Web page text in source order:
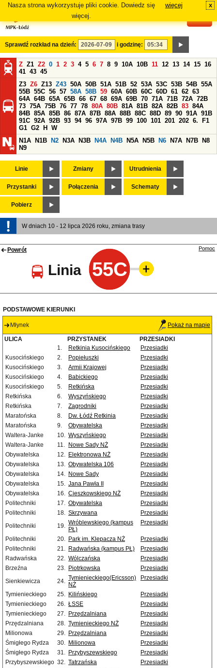
Nasza strona wykorzystuje pliki cookie. Dowiedz się
więcej.
więcej x
Sprawdź rozkład na dzień: i godzinę:
Z Z1 Z2 0 1 2 3 4 5 6 7 8 9 10A 10B 11 12 13 14 15 16
41 43 45
Z3 Z6 Z13 Z43 50A 50B 51A 51B 52 53A 53C 53B 54B 55A
55B 55C 56 57 58A 58B 59 60A 60B 60C 60D 61 62 63
64A 64B 65A 65B 66 67 68 69A 69B 70 71A 71B 72A 72B
73 75A 75B 76 77 78 80A 80B 81A 81B 82A 82B 83 84A
84B 85A 85B 86 87A 87B 88A 88B 88C 88D 89 90 91A 91B
91C 92A 92B 93 94 96 97A 97B 99 100 101 201 202 6.
F1
G1 G2 H
W
N1A
N1B N2 N3A N3B N4A N4B N5A N5B N6 N7A N7B
N8
N9
Linie Zmiany Utrudnienia
Przystanki Połączenia Schematy
Pobierz
W dniach 10 - 12 lipca 2026 roku, zmiana trasy
Powrót
Linia 55C
Pomoc
PODSTAWOWE KIERUNKI
Młynek Pokaż na mapie
ULICA PRZYSTANEK
PRZESIADKI
1.
Retkinia Kusocińskiego
Przesiadki
Kusocińskiego
2. Popiełuszki
Przesiadki
Kusocińskiego
3. Armii Krajowej
Przesiadki
Kusocińskiego
4. Babickiego
Przesiadki
Kusocińskiego
5. Retkińska
Przesiadki
Retkińska
6. Wyszyńskiego
Przesiadki
Retkińska
7. Zagrodniki
Przesiadki
Maratońska
8. Dw. Łódź Retkinia
Przesiadki
Maratońska
9. Obywatelska
Przesiadki
Waltera-Janke
10. Wyszyńskiego
Przesiadki
Waltera-Janke
11. Nowe Sady NŻ
Przesiadki
Obywatelska
12. Elektronowa NŻ
Przesiadki
Obywatelska
13. Obywatelska 106
Przesiadki
Obywatelska
14. Nowe Sady
Przesiadki
Obywatelska
15. Jana Pawła II
Przesiadki
Obywatelska
16. Cieszkowskiego NŻ
Przesiadki
Politechniki
17. Obywatelska
Przesiadki
Politechniki
18. Skrzywana
Przesiadki
Politechniki
19. Wróblewskiego (kampus
PŁ)
Przesiadki
Politechniki 20. Park im. Klepacza NŻ
Przesiadki
Politechniki
21. Radwańska (kampus PŁ)
Przesiadki
Radwańska
22. Wólczańska
Przesiadki
Brzeźna
23. Piotrkowska
Przesiadki
Sienkiewicza
24. Tymienieckiego(Ericsson)
NŻ
Przesiadki
Tymienieckiego 25. Kilińskiego
Przesiadki
Tymienieckiego
26. ŁSSE
Przesiadki
Tymienieckiego
27. Przędzalniana
Przesiadki
Przędzalniana
28. Tymienieckiego NŻ
Przesiadki
Milionowa
29. Przędzalniana
Przesiadki
Śmigłego Rydza
30. Milionowa
Przesiadki
Śmigłego Rydza
31. Przybyszewskiego
Przesiadki
Przybyszewskiego 32. Tatrzańska
Przesiadki